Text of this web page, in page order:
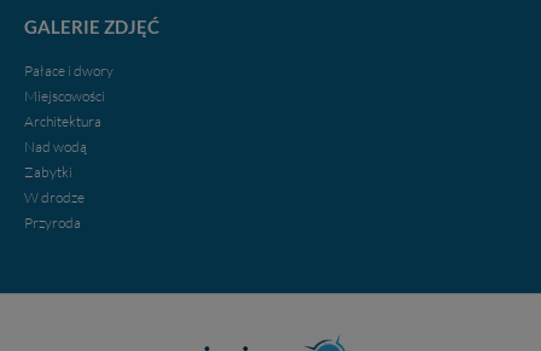
GALERIE ZDJĘĆ
Pałace i dwory
Miejscowości
Architektura
Nad wodą
Zabytki
W drodze
Przyroda